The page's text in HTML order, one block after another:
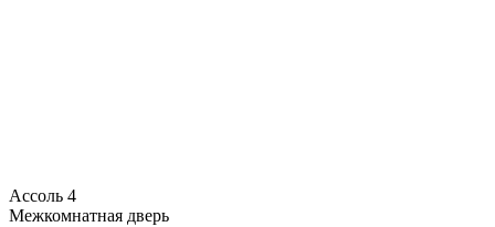
Ассоль 4
Межкомнатная дверь